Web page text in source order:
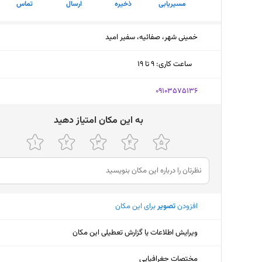
مسیریابی ذخیره ارسال تماس
خمینی شهر، صفائیه، سفیر امید
ساعت کاری: ۹ تا ۱۹
سه‌شنبه (امروز)
جمعه
شنبه
۹ تا ۱۹
یکشنبه
دوشنبه
‎09103575136
ﺑﻪ اﯾﻦ ﻣﮑﺎن اﻣﺘﯿﺎز دﻫﯿﺪ
افزودنتصویربرای این مکان
ویرایش اطلاعات یا گزارش تعطیلی این مکان
مختصات جغرافیایی